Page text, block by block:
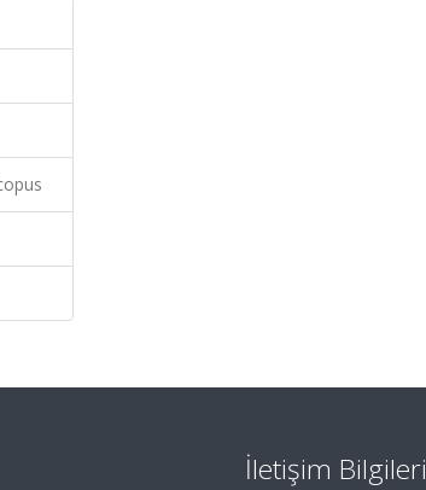
İletişim Bilgileri